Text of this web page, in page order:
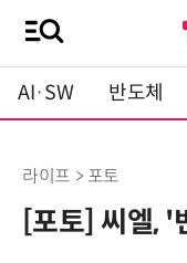
AI·SW 반도체
라이프 > 포토
[포토] 씨엘, '